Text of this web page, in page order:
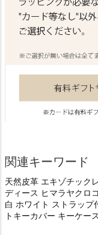
関連キーワード
天然皮革 エキゾチック
ディース ヒマラヤクロ
白 ホワイト ストラップ
トキーカバー キーケー